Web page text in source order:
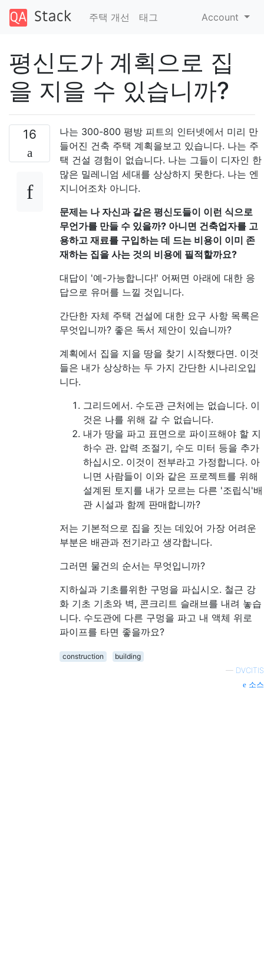
주택 개선 태그 Account
평신도가 계획으로 집
을 지을 수 있습니까?
16
나는 300-800 평방 피트의 인터넷에서 미리 만
들어진 건축 주택 계획을보고 있습니다. 나는 주
택 건설 경험이 없습니다. 나는 그들이 디자인 한
많은 밀레니엄 세대를 상상하지 못한다. 나는 엔
지니어조차 아니다.
문제는 나 자신과 같은 평신도들이 이런 식으로
무언가를 만들 수 있을까? 아니면 건축업자를 고
용하고 재료를 구입하는 데 드는 비용이 이미 존
재하는 집을 사는 것의 비용에 필적할까요?
대답이 '예-가능합니다!' 어쩌면 아래에 대한 응
답으로 유머를 느낄 것입니다.
간단한 자체 주택 건설에 대한 요구 사항 목록은
무엇입니까? 좋은 독서 제안이 있습니까?
계획에서 집을 지을 땅을 찾기 시작했다면. 이것
들은 내가 상상하는 두 가지 간단한 시나리오입
니다.
그리드에서. 수도관 근처에는 없습니다. 이
것은 나를 위해 갈 수 없습니다.
내가 땅을 파고 표면으로 파이프해야 할 지
하수 관. 압력 조절기, 수도 미터 등을 추가
하십시오. 이것이 전부라고 가정합니다. 아
니면 사람들이 이와 같은 프로젝트를 위해
설계된 토지를 내가 모르는 다른 '조립식'배
관 시설과 함께 판매합니까?
저는 기본적으로 집을 짓는 데있어 가장 어려운
부분은 배관과 전기라고 생각합니다.
그러면 물건의 순서는 무엇입니까?
지하실과 기초를위한 구멍을 파십시오. 철근 강
화 기초 기초와 벽, 콘크리트 슬래브를 내려 놓습
니다. 수도관에 다른 구멍을 파고 내 액체 위로
파이프를 타면 좋을까요?
construction
building
— DVCITIS
소스